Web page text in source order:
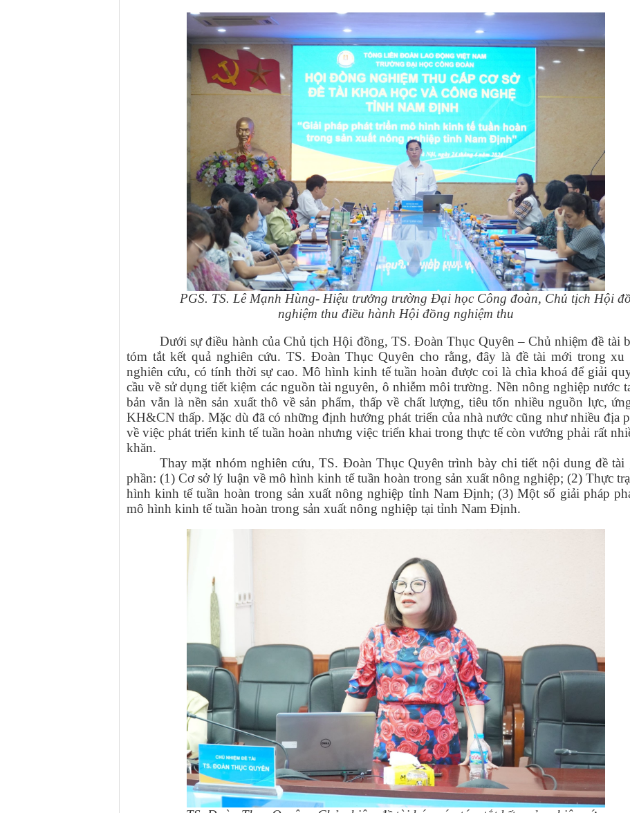
PGS. TS. Lê Mạnh Hùng- Hiệu trưởng trường Đại học Công đoàn, Chủ tịch Hội
nghiệm thu điều hành Hội đồng nghiệm thu
Dưới sự điều hành của Chủ tịch Hội đồng, TS. Đoàn Thục Quyên – Chủ nhiệm đề tài
tóm tắt kết quả nghiên cứu. TS. Đoàn Thục Quyên cho rằng, đây là đề tài mới trong xu
nghiên cứu, có tính thời sự cao. Mô hình kinh tế tuần hoàn được coi là chìa khoá để giải
cầu về sử dụng tiết kiệm các nguồn tài nguyên, ô nhiễm môi trường. Nền nông nghiệp nước
bản vẫn là nền sản xuất thô về sản phẩm, thấp về chất lượng, tiêu tốn nhiều nguồn lực,
KH&CN thấp. Mặc dù đã có những định hướng phát triển của nhà nước cũng như nhiều địa
về việc phát triển kinh tế tuần hoàn nhưng việc triển khai trong thực tế còn vướng phải rất
khăn.
Thay mặt nhóm nghiên cứu, TS. Đoàn Thục Quyên trình bày chi tiết nội dung đề tài
phần: (1) Cơ sở lý luận về mô hình kinh tế tuần hoàn trong sản xuất nông nghiệp; (2) Thực
hình kinh tế tuần hoàn trong sản xuất nông nghiệp tỉnh Nam Định; (3) Một số giải pháp
mô hình kinh tế tuần hoàn trong sản xuất nông nghiệp tại tỉnh Nam Định.